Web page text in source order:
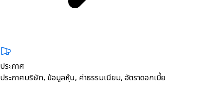
ประกาศ
ประกาศบริษัท, ข้อมูลหุ้น, ค่าธรรมเนียม, อัตราดอกเบี้ย